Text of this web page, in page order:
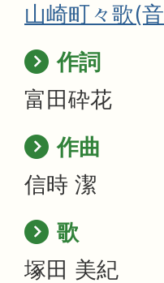
山崎町々歌(
作詞
富田砕花
作曲
信時 潔
歌
塚田 美紀